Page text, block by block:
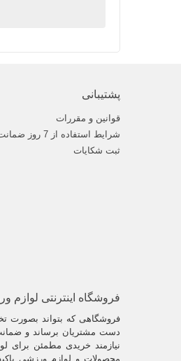
پشتیبانی
قوانین و مقررات
شرایط استفاده از 7 روز ضمانت
ثبت شکایات
فروشگاه اینترنتی
فروشگاهی که بتواند بصورت
دست مشتریان برساند و
نیازمند خریدی مطمئن برای
محصولات و لوازم ورزشی